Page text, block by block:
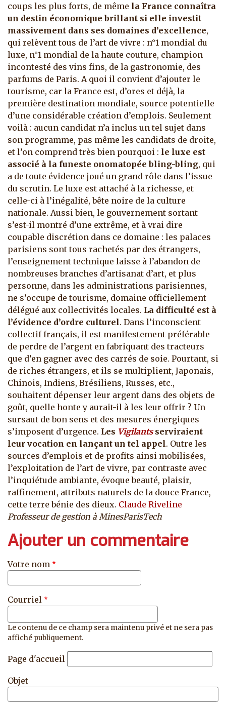
coups les plus forts, de même la France connaîtra
un destin économique brillant si elle investit
massivement dans ses domaines d’excellence,
qui relèvent tous de l’art de vivre : n°1 mondial du
luxe, n°1 mondial de la haute couture, champion
incontesté des vins fins, de la gastronomie, des
parfums de Paris. A quoi il convient d’ajouter le
tourisme, car la France est, d’ores et déjà, la
première destination mondiale, source potentielle
d’une considérable création d’emplois. Seulement
voilà : aucun candidat n’a inclus un tel sujet dans
son programme, pas même les candidats de droite,
et l’on comprend très bien pourquoi : le luxe est
associé à la funeste onomatopée bling-bling, qui
a de toute évidence joué un grand rôle dans l’issue
du scrutin. Le luxe est attaché à la richesse, et
celle-ci à l’inégalité, bête noire de la culture
nationale. Aussi bien, le gouvernement sortant
s’est-il montré d’une extrême, et à vrai dire
coupable discrétion dans ce domaine : les palaces
parisiens sont tous rachetés par des étrangers,
l’enseignement technique laisse à l’abandon de
nombreuses branches d’artisanat d’art, et plus
personne, dans les administrations parisiennes,
ne s’occupe de tourisme, domaine officiellement
délégué aux collectivités locales. La difficulté est à
l’évidence d’ordre culturel. Dans l’inconscient
collectif français, il est manifestement préférable
de perdre de l’argent en fabriquant des tracteurs
que d’en gagner avec des carrés de soie. Pourtant, si
de riches étrangers, et ils se multiplient, Japonais,
Chinois, Indiens, Brésiliens, Russes, etc.,
souhaitent dépenser leur argent dans des objets de
goût, quelle honte y aurait-il à les leur offrir ? Un
sursaut de bon sens et des mesures énergiques
s’imposent d’urgence. Les Vigilantsserviraient
leur vocation en lançant un tel appel. Outre les
sources d’emplois et de profits ainsi mobilisées,
l’exploitation de l’art de vivre, par contraste avec
l’inquiétude ambiante, évoque beauté, plaisir,
raffinement, attributs naturels de la douce France,
cette terre bénie des dieux. Claude Riveline
Professeur de gestion à MinesParisTech
Ajouter un commentaire
Votre nom
Courriel
Le contenu de ce champ sera maintenu privé et ne sera pas
affiché publiquement.
Page d'accueil
Objet